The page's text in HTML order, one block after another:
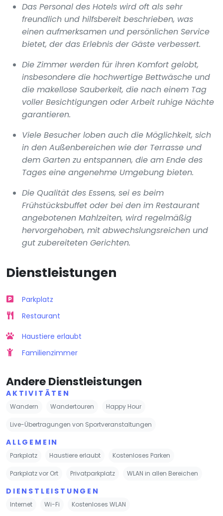
Das Personal des Hotels wird oft als sehr
freundlich und hilfsbereit beschrieben, was
einen aufmerksamen und persönlichen Service
bietet, der das Erlebnis der Gäste verbessert.
Die Zimmer werden für ihren Komfort gelobt,
insbesondere die hochwertige Bettwäsche und
die makellose Sauberkeit, die nach einem Tag
voller Besichtigungen oder Arbeit ruhige Nächte
garantieren.
Viele Besucher loben auch die Möglichkeit, sich
in den Außenbereichen wie der Terrasse und
dem Garten zu entspannen, die am Ende des
Tages eine angenehme Umgebung bieten.
Die Qualität des Essens, sei es beim
Frühstücksbuffet oder bei den im Restaurant
angebotenen Mahlzeiten, wird regelmäßig
hervorgehoben, mit abwechslungsreichen und
gut zubereiteten Gerichten.
Dienstleistungen
Parkplatz
Restaurant
Haustiere erlaubt
Familienzimmer
Andere Dienstleistungen
AKTIVITÄTEN
Wandern Wandertouren Happy Hour
Live-Übertragungen von Sportveranstaltungen
ALLGEMEIN
Parkplatz Haustiere erlaubt Kostenloses Parken
Parkplatz vor Ort Privatparkplatz WLAN in allen Bereichen
DIENSTLEISTUNGEN
Internet Wi-Fi Kostenloses WLAN